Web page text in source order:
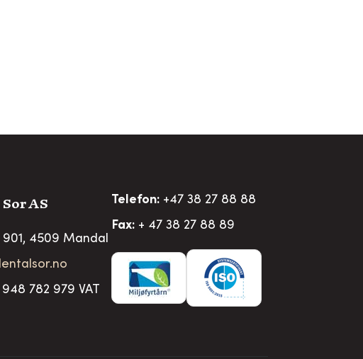
AS
901, 4509 Mandal
782 979 VAT
Telefon: +47 38 27 88 88
Fax: + 47 38 27 88 89